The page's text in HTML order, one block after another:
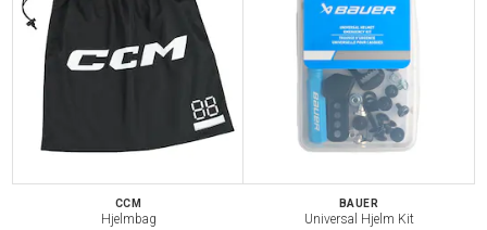
CCM
Hjelmbag
BAUER
Universal Hjelm Kit